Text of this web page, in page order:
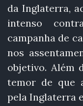
da Inglaterra,
intenso
campanha de
nos
objetivo. Além
temor de que
pela Inglaterra